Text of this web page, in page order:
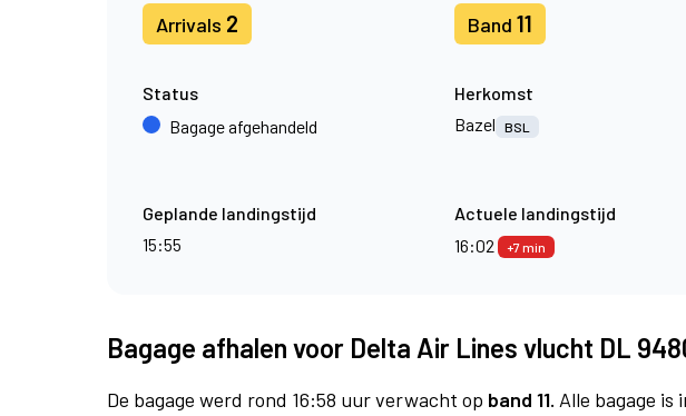
Arrivals 2 Band 11
Status
Bagage afgehandeld
Herkomst
Bazel
BSL
Geplande landingstijd
15:55
Actuele landingstijd
16:02
+7 min
Bagage afhalen voor Delta Air Lines vlucht DL
De bagage werd rond 16:58 uur verwacht op band 11. Alle bagage is